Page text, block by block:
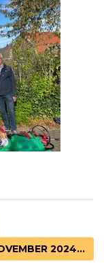
2024...